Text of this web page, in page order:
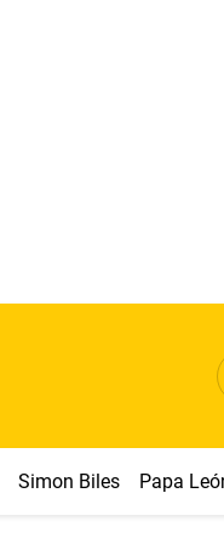
Simon Biles Papa